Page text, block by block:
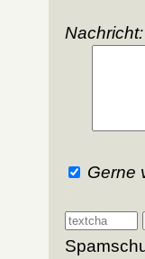
Nachricht:
Gerne